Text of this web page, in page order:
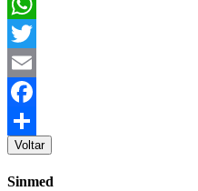
WhatsApp
Twitter
Email
Facebook
Share
Voltar
Sinmed